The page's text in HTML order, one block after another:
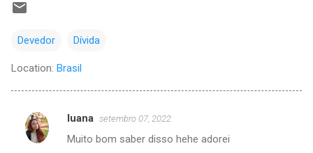
Devedor Dívida
Location: Brasil
C
o
luana setembro 07, 2022
Muito bom saber disso hehe adorei